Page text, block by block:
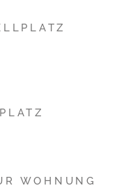
WOHNUNG